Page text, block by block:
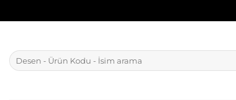
Ara: